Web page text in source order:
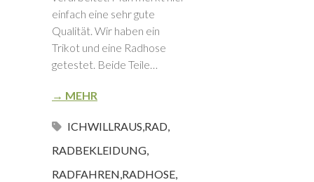
einfach eine sehr gute
Qualität. Wir haben ein
Trikot und eine Radhose
getestet. Beide Teile…
→ MEHR
ICHWILLRAUS,RAD,
RADBEKLEIDUNG,
RADFAHREN,RADHOSE,